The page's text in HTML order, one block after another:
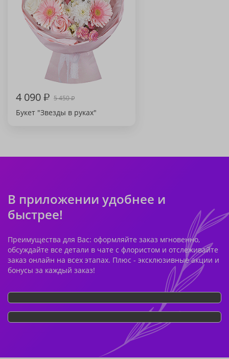
4 090₽ 5 450₽
Букет "Звезды в руках"
В приложении удобнее и
быстрее!
Преимущества для Вас: оформляйте заказ мгновенно,
обсуждайте все детали в чате с флористом и отслеживайте
заказ онлайн на всех этапах. Плюс - эксклюзивные акции и
бонусы за каждый заказ!